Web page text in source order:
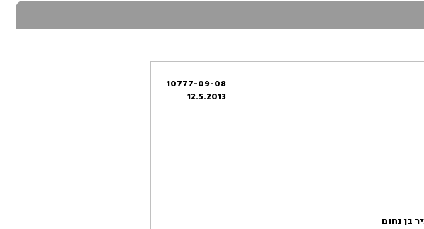
10777-09-08
12.5.2013
בן נחום